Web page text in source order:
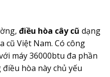
điều hòa cây cũ dạng
Việt Nam. Có công
máy 36000btu đa phần
hòa này chủ yếu